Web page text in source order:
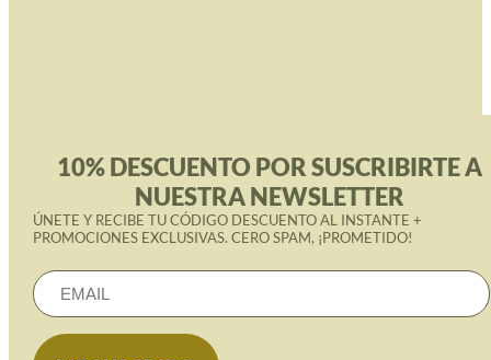
10% DESCUENTO POR SUSCRIBIRTE A
NUESTRA NEWSLETTER
ÚNETE Y RECIBE TU CÓDIGO DESCUENTO AL INSTANTE +
PROMOCIONES EXCLUSIVAS. CERO SPAM, ¡PROMETIDO!